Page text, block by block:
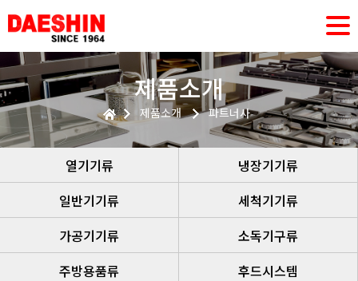
제품소개
제품소개 파트너사
열기기류
냉장기기류
일반기기류
세척기기류
가공기기류
소독기구류
주방용품류
후드시스템